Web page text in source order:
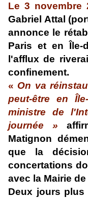
Le 3 novembre
Gabriel Attal
annonce le
Paris et en Île-
l'afflux de
confinement.
« On va
peut-être en
ministre de
journée »
Matignon
que la
concertations
avec la Mairie
Deux jours plus